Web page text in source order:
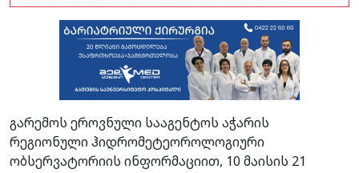
გარემოს ეროვნული სააგენტოს აჭარის
რეგიონული ჰიდრომეტეოროლოგიური
ობსერვატორიის ინფორმაციით, 10 მაისის 21